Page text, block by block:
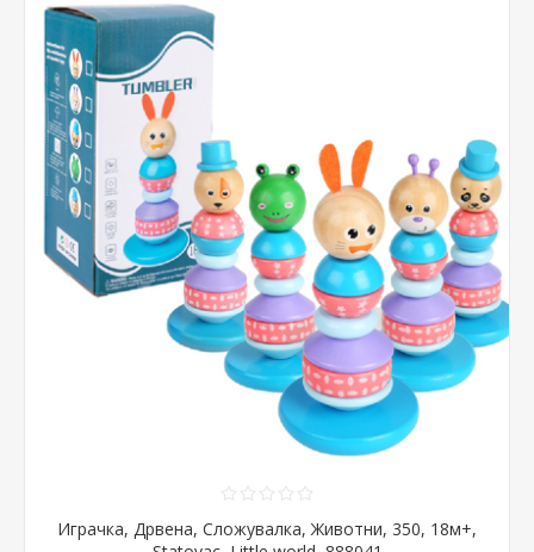
Играчка, Дрвена, Сложувалка, Животни, 350, 18м+,